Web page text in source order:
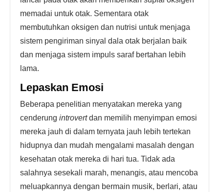
memadai untuk otak. Sementara otak
membutuhkan oksigen dan nutrisi untuk menjaga
sistem pengiriman sinyal dala otak berjalan baik
dan menjaga sistem impuls saraf bertahan lebih
lama.
Lepaskan Emosi
Beberapa penelitian menyatakan mereka yang
cenderung introvertdan memilih menyimpan emosi
mereka jauh di dalam ternyata jauh lebih tertekan
hidupnya dan mudah mengalami masalah dengan
kesehatan otak mereka di hari tua. Tidak ada
salahnya sesekali marah, menangis, atau mencoba
meluapkannya dengan bermain musik, berlari, atau